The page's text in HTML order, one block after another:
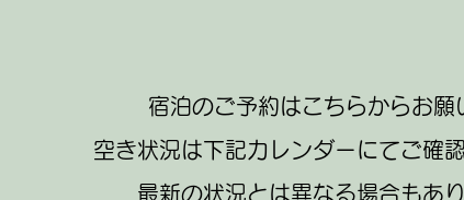
宿泊のご予約はこちらからお願
空き状況は下記カレンダーにてご確
最新の状況とは異なる場合もあ